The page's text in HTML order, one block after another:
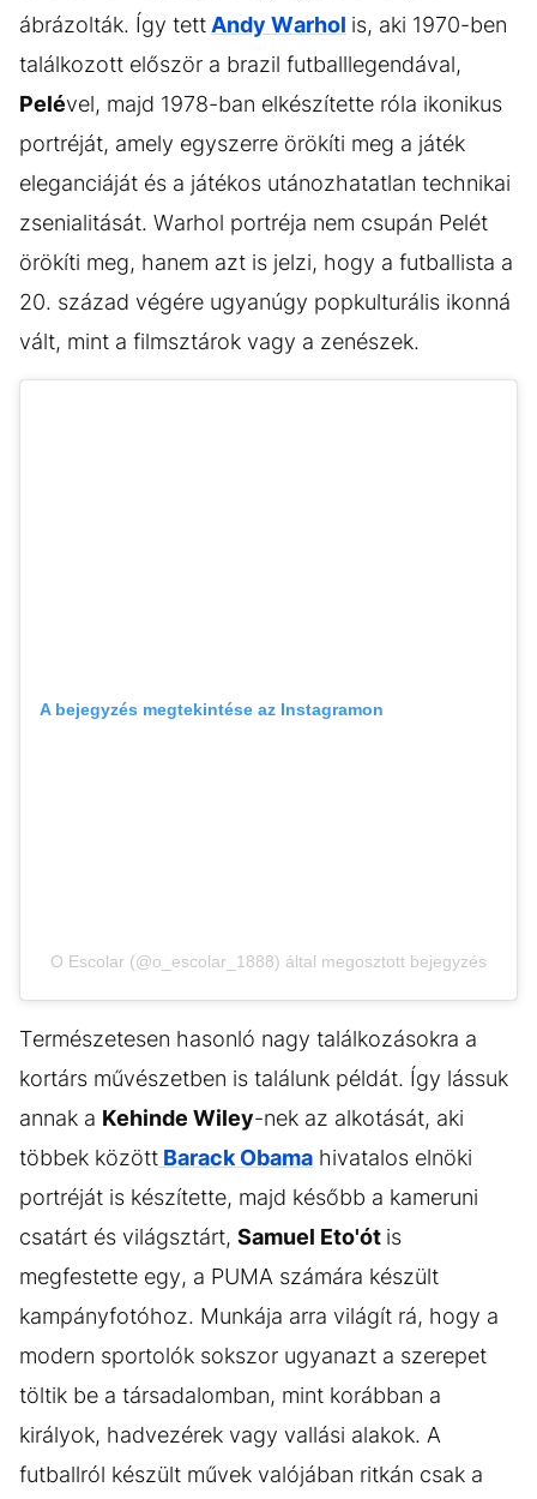
ábrázolták. Így tettAndy Warhol is, aki 1970-ben
találkozott először a brazil futballlegendával,
Pelével, majd 1978-ban elkészítette róla ikonikus
portréját, amely egyszerre örökíti meg a játék
eleganciáját és a játékos utánozhatatlan technikai
zsenialitását. Warhol portréja nem csupán Pelét
örökíti meg, hanem azt is jelzi, hogy a futballista a
20. század végére ugyanúgy popkulturális ikonná
vált, mint a filmsztárok vagy a zenészek.
A bejegyzés megtekintése az Instagramon
O Escolar (@o_escolar_1888) által megosztott bejegyzés
Természetesen hasonló nagy találkozásokra a
kortárs művészetben is találunk példát. Így lássuk
annak a Kehinde Wiley-nek az alkotását, aki
többek között Barack Obama hivatalos elnöki
portréját is készítette, majd később a kameruni
csatárt és világsztárt, Samuel Eto'ót is
megfestette egy, a PUMA számára készült
kampányfotóhoz. Munkája arra világít rá, hogy a
modern sportolók sokszor ugyanazt a szerepet
töltik be a társadalomban, mint korábban a
királyok, hadvezérek vagy vallási alakok. A
futballról készült művek valójában ritkán csak a